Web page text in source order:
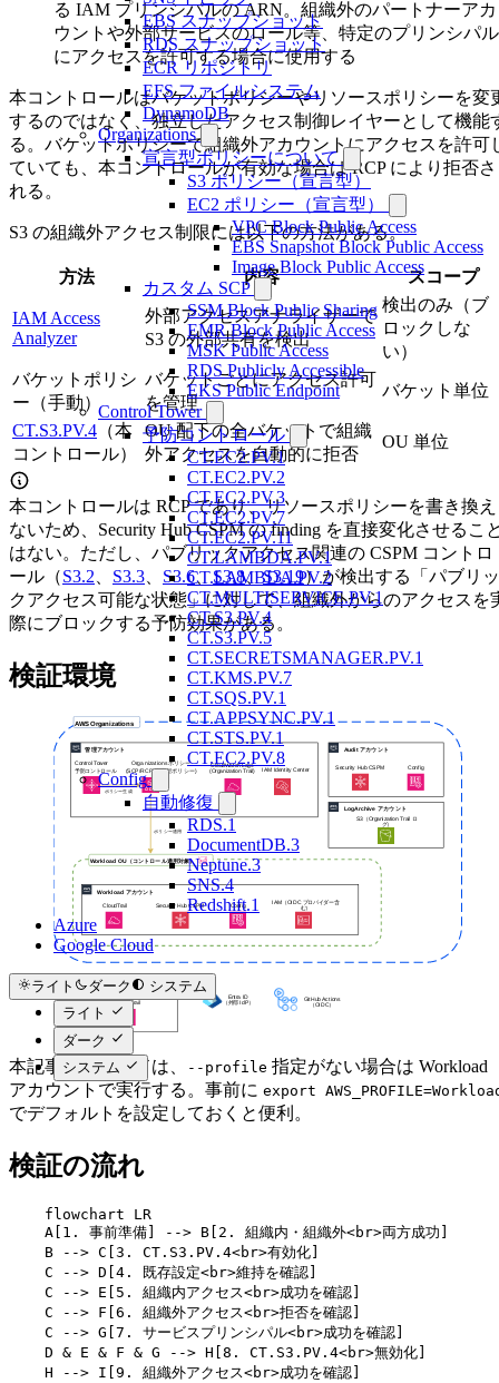
EBS スナップショット
RDS スナップショット
ECR リポジトリ
EFS ファイルシステム
DynamoDB
Organizations
宣言型ポリシーについて
S3 ポリシー（宣言型）
EC2 ポリシー（宣言型）
VPC Block Public Access
EBS Snapshot Block Public Access
Image Block Public Access
カスタム SCP
SSM Block Public Sharing
EMR Block Public Access
MSK Public Access
RDS Publicly Accessible
EKS Public Endpoint
Control Tower
予防コントロール
CT.EC2.PV.1
CT.EC2.PV.2
CT.EC2.PV.3
CT.EC2.PV.7
CT.EC2.PV.11
CT.LAMBDA.PV.1
CT.LAMBDA.PV.2
CT.MULTISERVICE.PV.1
CT.S3.PV.4
CT.S3.PV.5
CT.SECRETSMANAGER.PV.1
CT.KMS.PV.7
CT.SQS.PV.1
CT.APPSYNC.PV.1
CT.STS.PV.1
CT.EC2.PV.8
Config
自動修復
RDS.1
DocumentDB.3
Neptune.3
SNS.4
Redshift.1
Azure
Google Cloud
ライト ダーク
システム
ライト
ダーク
システム
る IAM プリンシパルの ARN。組織外のパートナーアカ
ウントや外部サービスのロール等、特定のプリンシパル
にアクセスを許可する場合に使用する
本コントロールはバケットポリシーやリソースポリシーを変
するのではなく、独立したアクセス制御レイヤーとして機能
る。バケットポリシーで組織外アカウントにアクセスを許可
ていても、本コントロールが有効な場合は RCP により拒否さ
れる。
S3 の組織外アクセス制限には以下の方法がある。
方法 内容 スコープ
IAM Access
Analyzer
外部アクセスアナライザーで
S3 の外部共有を検出
検出のみ（ブ
ロックしな
い）
バケットポリシ
ー（手動）
バケットごとにアクセス許可
を管理
バケット単位
CT.S3.PV.4 （本
コントロール）
OU 配下の全バケットで組織
外アクセスを自動的に拒否
OU 単位
本コントロールは RCP であり、リソースポリシーを書き換え
ないため、Security Hub CSPM の finding を直接変化させるこ
はない。ただし、パブリックアクセス関連の CSPM コントロ
ール（S3.2 S3.3 S3.6、S3.8、S3.19）が検出する「パブリッ
クアクセス可能な状態」に対して、組織外からのアクセスを
際にブロックする予防効果がある。
検証環境
本記事のコマンドは、 --profile 指定がない場合は Workload
アカウントで実行する。事前に export
でデフォルトを設定しておくと便利。
検証の流れ
    flowchart LR
    A[1. 事前準備] --> B[2. 組織内・組織外<br>両方成功]
    B --> C[3. CT.S3.PV.4<br>有効化]
    C --> D[4. 既存設定<br>維持を確認]
    C --> E[5. 組織内アクセス<br>成功を確認]
    C --> F[6. 組織外アクセス<br>拒否を確認]
    C --> G[7. サービスプリンシパル<br>成功を確認]
    D & E & F & G --> H[8. CT.S3.PV.4<br>無効化]
    H --> I[9. 組織外アクセス<br>成功を確認]